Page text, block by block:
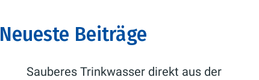
Neueste Beiträge
Sauberes Trinkwasser direkt aus der